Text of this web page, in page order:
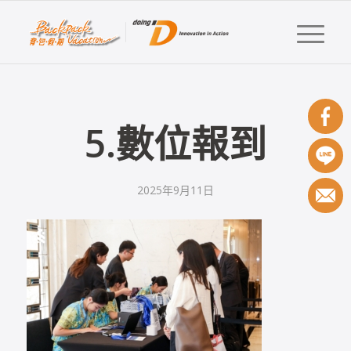
5.數位報到
2025年9月11日